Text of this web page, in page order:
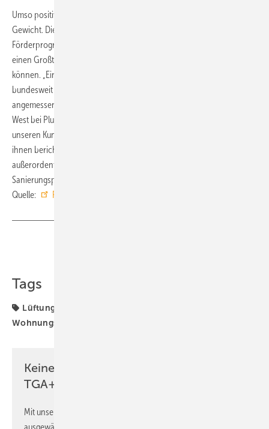
Umso positiver fällt nun das
Gewicht. Diese Fördergelder können zusätzlich zu
Förderprogrammen des Bundes genutzt werden, so dass Bauherren
einen Großteil der Investitionskosten wieder zurückbekommen
können. „Eine gute Maßnahme. Noch besser wäre natürlich eine
bundesweit einheitliche Förderwelt, die die Wohnraumlüftung
angemessen berücksichtigt“, findet Martin Schütte, Objektmanager
West bei Pluggit. „Wir bekommen sehr gute Rückmeldungen von
unseren Kunden hinsichtlich der Förderung in NRW. Sehr viele von
ihnen berichten, dass Antworten und Genehmigungen
außerordentlich schnell eingetroffen sind, so dass Bau- und
Sanierungsprojekte zügig abgeschlossen werden konnten.“ ■
Quelle:
Pluggit
Tags
Lüftungsanlage
Wohnungslüftung
Keine Zeit? Kein Problem mit dem
TGA+E Newsletter!
Mit unserem Newsletter erhalten Sie regelmäßig von uns